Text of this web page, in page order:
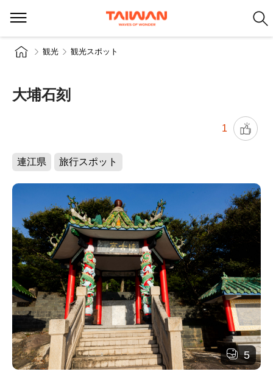
観光 観光スポット
大埔石刻
1
連江県 旅行スポット
5